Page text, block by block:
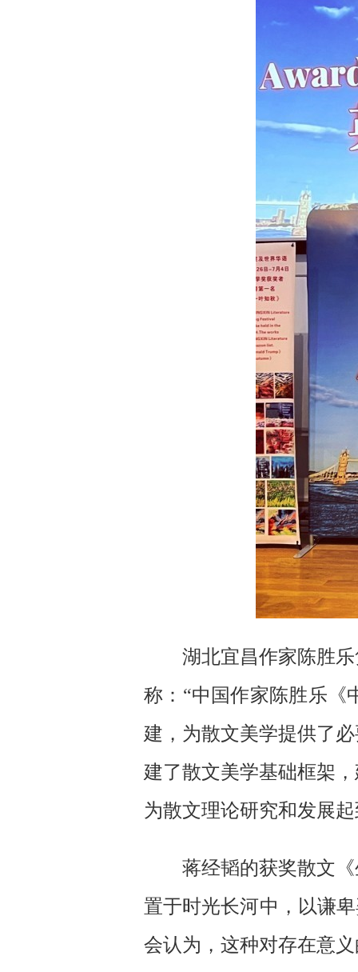
湖北宜昌作家陈胜
称：“中国作家陈胜乐《
建，为散文美学提供了
建了散文美学基础框架
为散文理论研究和发展
蒋经韬的获奖散文
置于时光长河中，以谦
会认为，这种对存在意